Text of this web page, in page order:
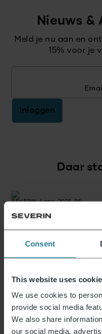
Consent
This website uses
We use cookies to
provide social media
We also share
our social media,
Nieuws &
Meld je nu aan en
15% voor je
Inloggen
Daar
maar
die
Wij